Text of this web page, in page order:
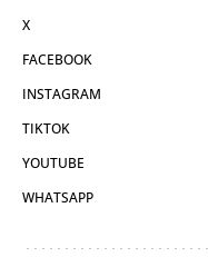
X
FACEBOOK
INSTAGRAM
TIKTOK
YOUTUBE
WHATSAPP